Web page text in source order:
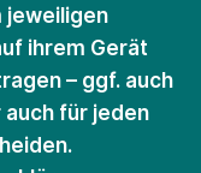
jeweiligen
ihrem Gerät
– ggf. auch
auch für jeden
dem